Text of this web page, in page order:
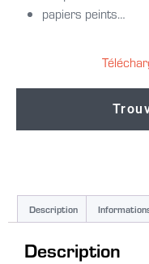
papiers peints…
Description
Description